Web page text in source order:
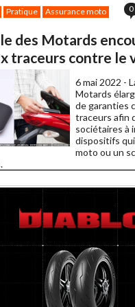
Pratique Assurance moto 0
des Motards
traceurs contre le
6 mai 2022 -
Motards
de garanties
traceurs afin
sociétaires à
dispositifs
moto ou un
Antivols High-tech
Partager
Facebook
diversifie dans
6 décembre
français de
Moto